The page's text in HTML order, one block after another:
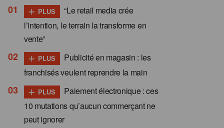
+ PLUS
“Le retail media crée
l’intention, le terrain la transforme en
vente”
+ PLUS
Publicité en magasin : les
franchisés veulent reprendre la main
+ PLUS
Paiement électronique : ces
10 mutations qu’aucun commerçant ne
peut ignorer